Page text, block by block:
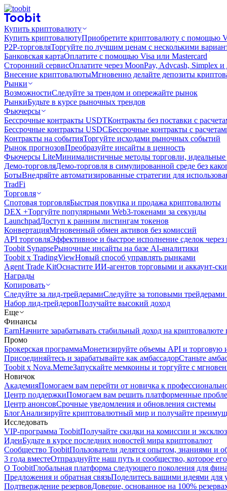
Купить криптовалюту
Купить криптовалютуПриобретите криптовалюту с помощью
P2P-торговляТоргуйте по лучшим ценам с несколькими
Банковская картаОплатите с помощью Visa или Mastercard
Сторонний сервисОплатите через MoonPay, Advcash, Simplex и
Внесение криптовалютыМгновенно делайте депозиты
Рынки
ВозможностиСледуйте за трендом и опережайте рынок
РынкиБудьте в курсе рыночных трендов
Фьючерсы
Бессрочные контракты USDTКонтракты без поставки с
Бессрочные контракты USDCБессрочные контракты с
Контракты на событияТоргуйте исходами рыночных событий
Рынок прогнозовПреобразуйте инсайты в ценность
Фьючерсы LiteМинималистичные методы торговли, идеальные
Демо-торговляДемо-торговля в симулированной среде без
БотыВнедряйте автоматизированные стратегии для
TradFi
Торговля
Спотовая торговляБыстрая покупка и продажа криптовалюты
DEX +Торгуйте популярными Web3-токенами за секунды
LaunchpadДоступ к ранним листингам токенов
КонвертацияМгновенный обмен активов без комиссий
API торговляЭффективное и быстрое исполнение сделок
Toobit SynapseРыночные инсайты на базе AI-аналитики
Toobit x TradingViewНовый способ управлять рынками
Agent Trade KitОснастите ИИ-агентов торговыми и аккаунт-
Награды
Копировать
Следуйте за лид-трейдерамиСледуйте за топовыми
Набор лид-трейдеровПолучайте высокий доход
Еще
Финансы
EarnНачните зарабатывать стабильный доход на криптовалюте
Промо
Брокерская программаМонетизируйте объемы API и торговую
Присоединяйтесь и зарабатывайте как амбассадорСтаньте
Toobit x Nova.MemeЗапускайте мемкоины и торгуйте с
Новичок
АкадемияПомогаем вам перейти от новичка к
Центр поддержкиПомогаем вам решить платформенные
Центр анонсовСрочные уведомления и обновления системы
БлогАнализируйте криптовалютный мир и получайте
Исследовать
VIP-программа ToobitПолучайте скидки на комиссии и
ИдеиБудьте в курсе последних новостей мира криптовалют
Сообщество ToobitПользователи делятся опытом, знаниями и
3 года вместеОтпразднуйте наш путь и сообщество, которое
О ToobitГлобальная платформа следующего поколения для
Предложения и обратная связьПоделитесь вашими идеями для
Подтверждение резервовДоверие, основанное на 100%